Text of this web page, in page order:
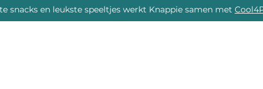
snacks en leukste speeltjes werkt Knappie samen met